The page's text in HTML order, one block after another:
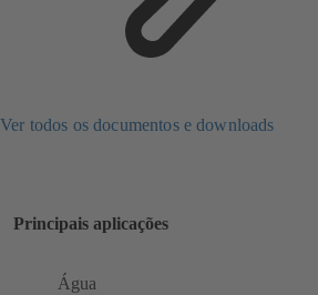
Ver todos os documentos e downloads
Principais aplicações
Água